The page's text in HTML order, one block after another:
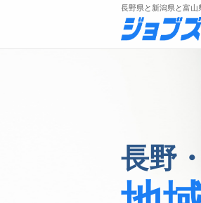
トップ
詳細情報で求人
長野県と新潟県と富
長野